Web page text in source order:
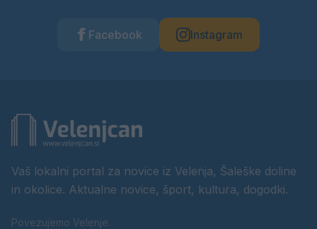
Facebook Instagram
Vaš lokalni portal za novice iz Velenja, Šaleške doline
in okolice. Aktualne novice, šport, kultura, dogodki.
Povezujemo Velenje.